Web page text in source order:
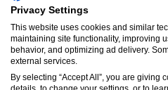
本社
〒943-8610
新潟県上越市南本町1丁目5番5号
TEL：025-524-5121／FAX：025-524-
Privacy Settings
This website uses cookies and similar
maintaining site functionality, improving
behavior, and optimizing ad delivery.
external services.
By selecting “Accept All”, you are giving